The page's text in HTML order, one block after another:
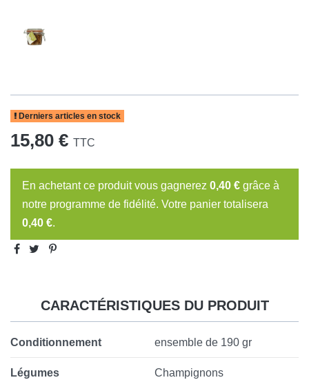
Derniers articles en stock
15,80 € TTC
En achetant ce produit vous gagnerez 0,40 € grâce à
notre programme de fidélité. Votre panier totalisera
0,40 €.
CARACTÉRISTIQUES DU PRODUIT
Conditionnement ensemble de 190 gr
Légumes Champignons